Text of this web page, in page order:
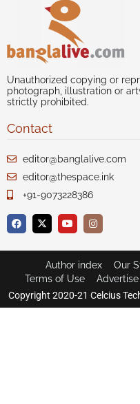
Unauthorized copying or
photograph, illustration or
strictly prohibited.
Contact
editor@banglalive.com
editor@thespace.ink
+91-9073228386
Copyright 2020-21 Celcius
Author index Our
Terms of Use